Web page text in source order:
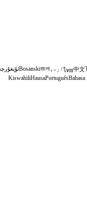
中文
ไทยاردوবাংলা
Bosanski
Bahasa
Português
Hausa
Kiswahili